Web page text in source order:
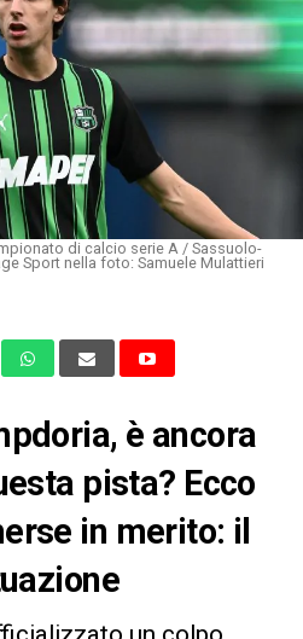
di calcio serie A / Sassuolo-
Sport nella foto: Samuele Mulattieri
è ancora
pista? Ecco
in merito: il